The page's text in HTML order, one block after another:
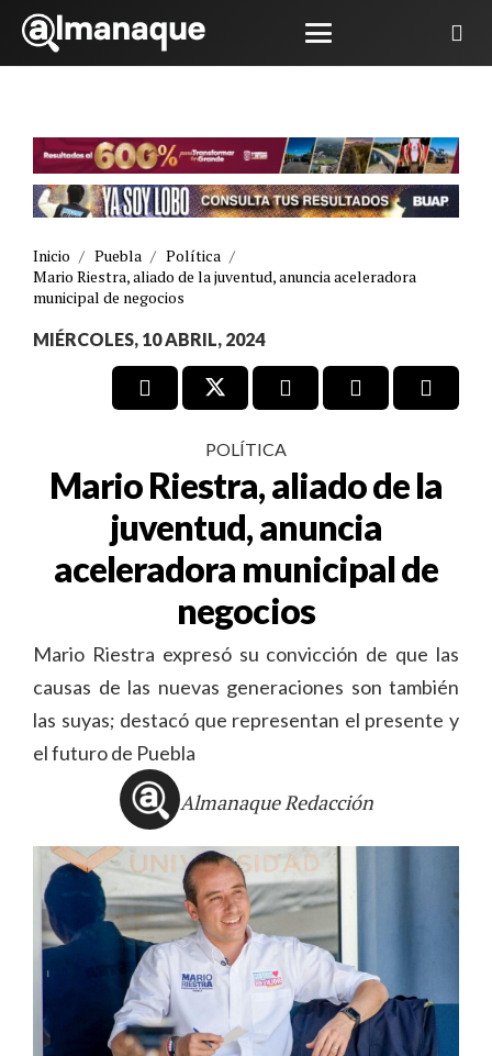
Inicio / Puebla / Política /
Mario Riestra, aliado de la juventud, anuncia aceleradora
municipal de negocios
MIÉRCOLES, 10 ABRIL, 2024
POLÍTICA
Mario Riestra, aliado de la
juventud, anuncia
aceleradora municipal de
negocios
Mario Riestra expresó su convicción de que las
causas de las nuevas generaciones son también
las suyas; destacó que representan el presente y
el futuro de Puebla
Almanaque Redacción